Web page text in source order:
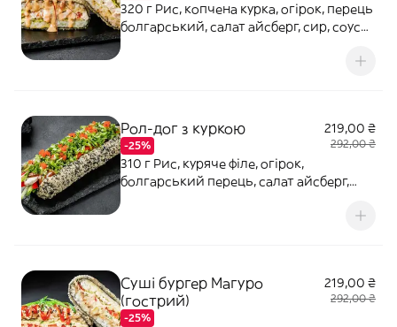
320 г Рис, копчена курка, огірок, перець
болгарський, салат айсберг, сир, соус
Рол-дог з куркою
-25%
219,00 ₴
292,00 ₴
310 г Рис, куряче філе, огірок,
болгарський перець, салат айсберг,
Суші бургер Магуро
(гострий)
-25%
219,00 ₴
292,00 ₴